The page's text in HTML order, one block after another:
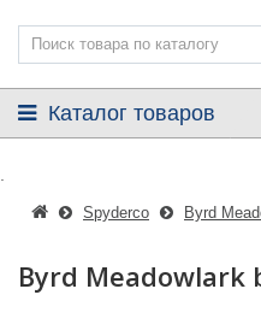
Каталог товаров
Spyderco Byrd
Byrd Meadowlark